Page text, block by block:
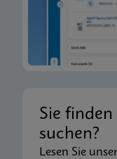
Sie
suchen?
Lesen Sie